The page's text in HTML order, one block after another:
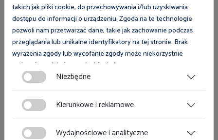
Zamówienia publiczne
Klauzula informacyjna
Deklaracja dostępności
Mapa strony
Polityka prywatności
Dostęp do informacji publicznej
Informacje w języku migowym
takich jak pliki cookie, do przechowywania i/lub uzyskiwania
dostępu do informacji o urządzeniu. Zgoda na te technologie
pozwoli nam przetwarzać dane, takie jak zachowanie podczas
przeglądania lub unikalne identyfikatory na tej stronie. Brak
wyrażenia zgody lub wycofanie zgody może niekorzystnie
wpłynąć na niektóre cechy i funkcje.
Zgoda na pliki cookies jest dobrowolna i można ją wycofać lub
zmodyfikować w dowolnym momencie klikając w przycisk
ciasteczka w lewym dolnym rogu strony. Więcej informacji
znajdziesz w
Niezbędne
Kierunkowe i reklamowe
Wydajnościowe i analityczne